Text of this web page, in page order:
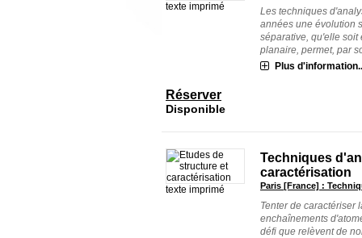
texte imprimé
Les techniques
années une évolution
séparative, qu'elle
planaire, permet, par
Plus
Réserver
Disponible
texte imprimé
Techniques
caractérisation
Paris [France] :
Tenter de caractériser
enchaînements
défi que relèvent de